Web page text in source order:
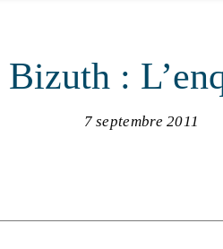
:
7 septembre 2011